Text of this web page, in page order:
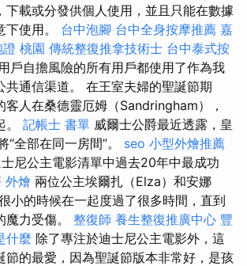
下載或分發供個人使用，並且只能在數據
下使用。 台中泡腳 台中全身按摩推薦 嘉
證 桃園 傳統整復推拿技術士 台中泰式按
戶自擔風險的所有用戶都使用了作為我
共通信渠道。 在王室夫婦的聖誕節期
客人在桑德靈厄姆（Sandringham），
。 記帳士 書單 威爾士公爵最近透露，皇
全部在同一房間”。 seo 小型外燴推薦
尼公主電影清單中過去20年中最成功
外燴 兩位公主埃爾扎（Elza）和安娜
小的時候在一起度過了很多時間，直到
力受傷。 整復師 養生整復推廣中心 豐
什麼 除了專注於迪士尼公主電影外，這
節的最愛，因為聖誕節版本非常好，是孩